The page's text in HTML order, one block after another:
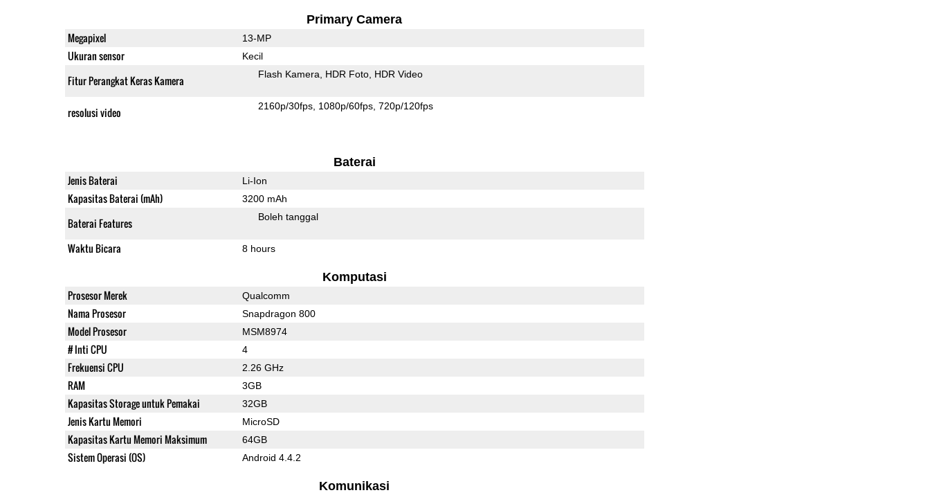
Primary Camera
Megapixel 13-MP
Ukuran sensor Kecil
Fitur Perangkat Keras Kamera Flash Kamera HDR Foto HDR Video
resolusi video 2160p/30fps 1080p/60fps 720p/120fps
Baterai
Jenis Baterai Li-Ion
Kapasitas Baterai (mAh) 3200 mAh
Baterai Features Boleh tanggal
Waktu Bicara 8 hours
Komputasi
Prosesor Merek Qualcomm
Nama Prosesor Snapdragon 800
Model Prosesor MSM8974
# Inti CPU 4
Frekuensi CPU 2.26 GHz
RAM 3GB
Kapasitas Storage untuk Pemakai 32GB
Jenis Kartu Memori MicroSD
Kapasitas Kartu Memori Maksimum 64GB
Sistem Operasi (OS) Android 4.4.2
Komunikasi